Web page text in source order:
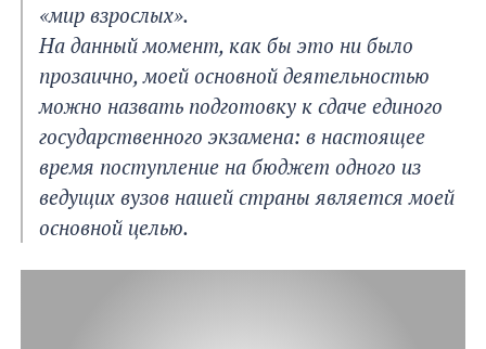
«мир взрослых».
На данный момент, как бы это ни было
прозаично, моей основной деятельностью
можно назвать подготовку к сдаче единого
государственного экзамена: в настоящее
время поступление на бюджет одного из
ведущих вузов нашей страны является моей
основной целью.